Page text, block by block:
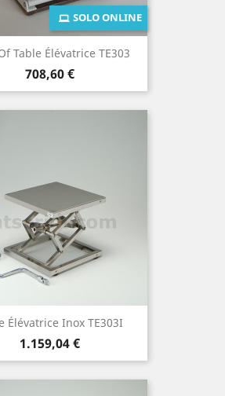
Table Élévatrice TE303
Prezzo
708,60 €
SOLO ONLINE
Élévatrice Inox TE303I
Prezzo
1.159,04 €